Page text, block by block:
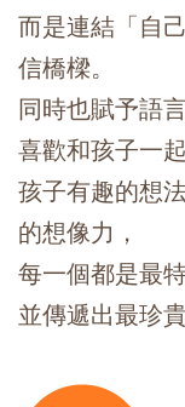
而是連結「自
信橋樑。
同時也賦予語
喜歡和孩子一
孩子有趣的想
的想像力，
每一個都是最
並傳遞出最珍